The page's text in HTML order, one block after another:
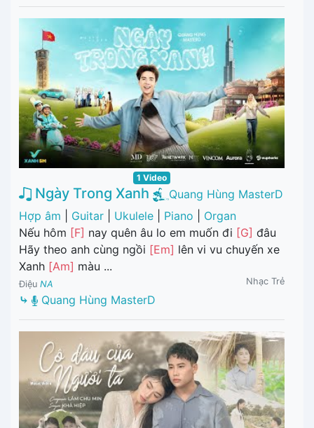
1 Video
Ngày Trong Xanh
Quang Hùng MasterD
Hợp âm
Guitar Ukulele Piano
Organ
Nếu hôm [F] nay quên âu lo em muốn đi [G] đâu
Hãy theo anh cùng ngồi [Em] lên vi vu chuyến xe
Xanh [Am] màu ...
Điệu NA Nhạc Trẻ
⤷ Quang Hùng MasterD